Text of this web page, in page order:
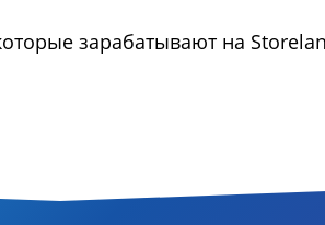
зарабатывают на